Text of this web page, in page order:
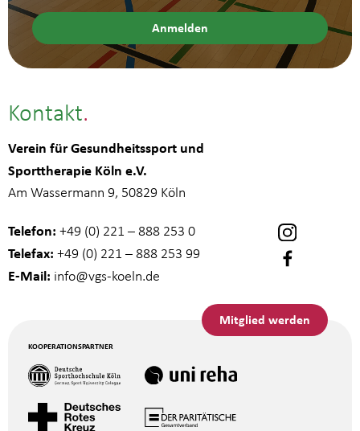
Kontakt
Verein für Gesundheitssport und
Sporttherapie Köln e.V.
Am Wassermann 9, 50829 Köln
Telefon: +49 (0) 221 – 888 253 0
Telefax: +49 (0) 221 – 888 253 99
E-Mail: info@vgs-koeln.de
Mitglied werden
KOOPERATIONSPARTNER